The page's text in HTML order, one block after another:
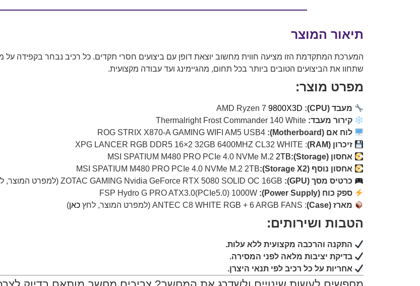
תיאור המוצר
המערכת המתקדמת הזו מציעה חווית מחשוב יוצאת דופן עם ביצועים חסרי תקדים. כל רכיב נבחר בקפידה
שתחוו את הביצועים הטובים ביותר בכל תחום, מהגיימינג ועד עבודה מקצועית.
מפרט מוצר:
מעבד (CPU): AMD Ryzen 7 9800X3D
קירור מעבד: Thermalright Frost Commander 140 White
לוח אם (Motherboard):
ROG STRIX X870-A GAMING WIFI AM5 USB4
זיכרון (RAM)
: XPG LANCER RGB DDR5 16×2 32GB 6400MHZ CL32 WHITE
אחסון (Storage):
MSI SPATIUM M480 PRO PCIe 4.0 NVMe M.2 2TB
אחסון נוסף (Storage X2):
MSI SPATIUM M480 PRO PCIe 4.0 NVMe M.2 2TB
כרטיס מסך (GPU):
ספק כוח (Power Supply):
FSP Hydro G PRO ATX3.0(PCIe5.0) 1000W
מארז (Case)
: ANTEC C8 WHITE RGB + 6 ARGB FANS (למפרט המוצר, לחץ כאן)
הטבות ושירותים:
התקנה והרכבה מקצועית ללא עלות.
בדיקת יציבות מלאה לפני המסירה.
אחריות על כל רכיב לפי תנאי היצרן.